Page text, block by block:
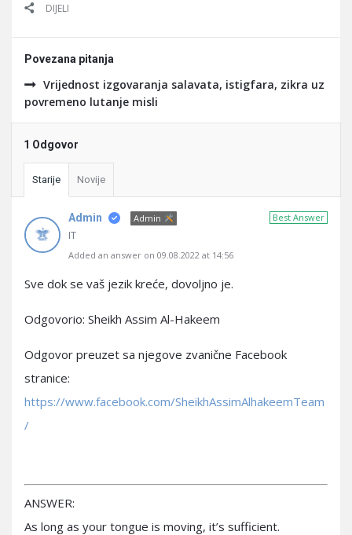
DIJELI
Povezana pitanja
Vrijednost izgovaranja salavata, istigfara, zikra uz
povremeno lutanje misli
1 Odgovor
Starije Novije
Best Answer
Admin Admin
IT
Added an answer on 09.08.2022 at 14:56
Sve dok se vaš jezik kreće, dovoljno je.
Odgovorio: Sheikh Assim Al-Hakeem
Odgovor preuzet sa njegove zvanične Facebook
stranice:
https://www.facebook.com/SheikhAssimAlhakeemTeam
/
ANSWER:
As long as your tongue is moving, it’s sufficient.